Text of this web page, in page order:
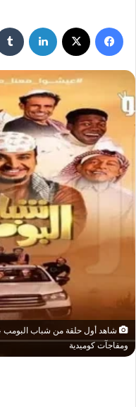
فيسبوك لينكدإن
ومفاجآت كوميدية